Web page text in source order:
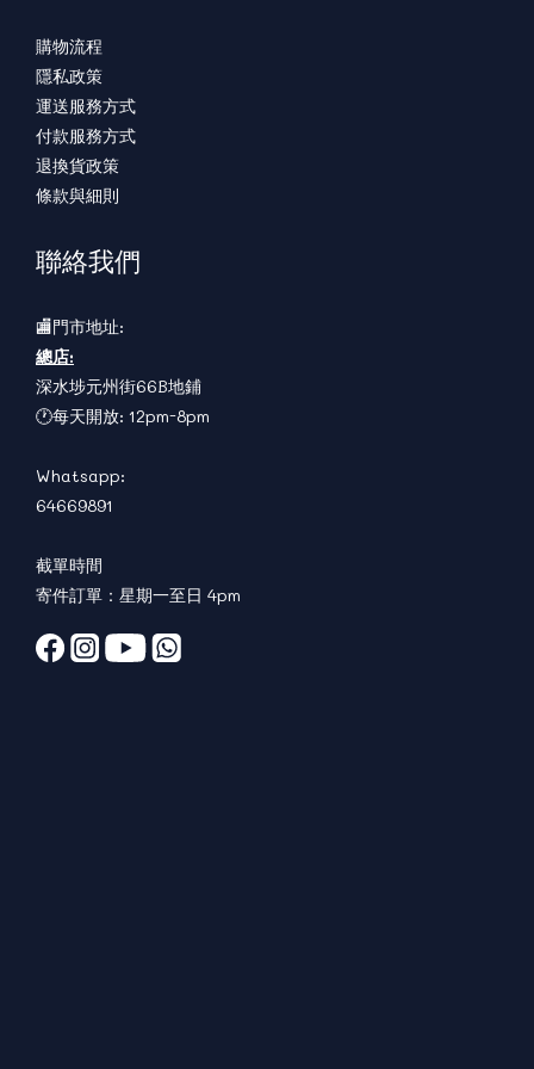
購物流程
隱私政策
運送服務方式
付款服務方式
退換貨政策
條款與細則
聯絡我們
🏬門市地址:
總店:
深水埗元州街66B地鋪
🕐每天開放: 12pm-8pm
Whatsapp:
64669891
截單時間
寄件訂單：星期一至日 4pm